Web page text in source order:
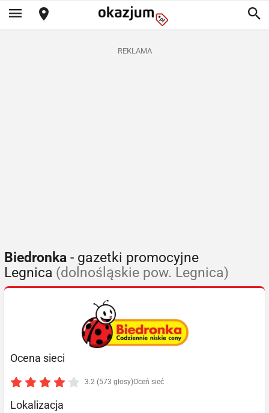
REKLAMA
Biedronka - gazetki promocyjne
Legnica (dolnośląskie pow. Legnica)
Ocena sieci
3.2 (573 głosy)Oceń sieć
Lokalizacja